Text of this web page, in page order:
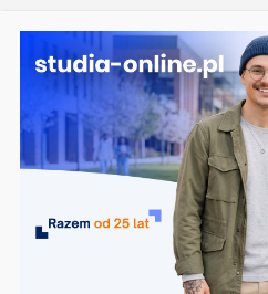
Ostatnie
wpisy:
Prawo w Łomży
Pedagogika
Skierniewicach
Kosmetologia w
Logistyka – studia
Szczecińskim
Elektroniczne
Krakowie